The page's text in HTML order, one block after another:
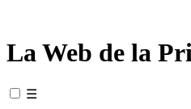
La Web de la
☰